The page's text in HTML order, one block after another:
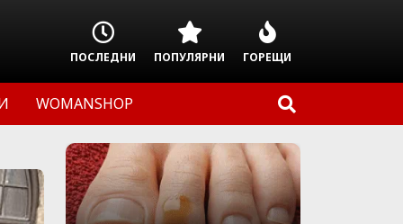
ПОСЛЕДНИ ПОПУЛЯРНИ ГОРЕЩИ
WOMANSHOP